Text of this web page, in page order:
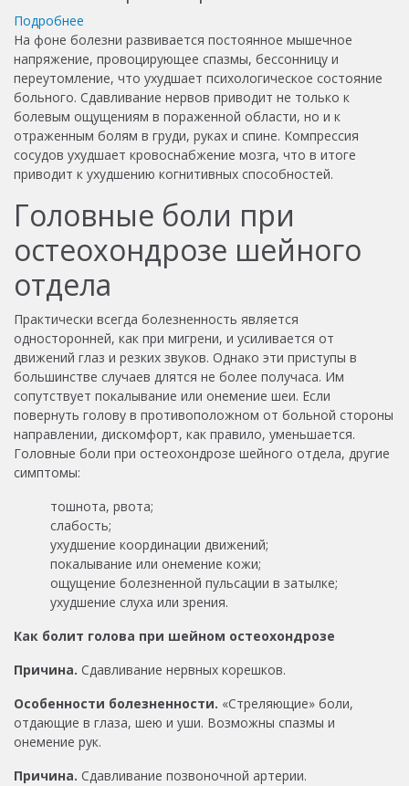
Подробнее
На фоне болезни развивается постоянное мышечное
напряжение, провоцирующее спазмы, бессонницу и
переутомление, что ухудшает психологическое состояние
больного. Сдавливание нервов приводит не только к
болевым ощущениям в пораженной области, но и к
отраженным болям в груди, руках и спине. Компрессия
сосудов ухудшает кровоснабжение мозга, что в итоге
приводит к ухудшению когнитивных способностей.
Головные боли при
остеохондрозе шейного
отдела
Практически всегда болезненность является
односторонней, как при мигрени, и усиливается от
движений глаз и резких звуков. Однако эти приступы в
большинстве случаев длятся не более получаса. Им
сопутствует покалывание или онемение шеи. Если
повернуть голову в противоположном от больной стороны
направлении, дискомфорт, как правило, уменьшается.
Головные боли при остеохондрозе шейного отдела, другие
симптомы:
тошнота, рвота;
слабость;
ухудшение координации движений;
покалывание или онемение кожи;
ощущение болезненной пульсации в затылке;
ухудшение слуха или зрения.
Как болит голова при шейном остеохондрозе
Причина. Сдавливание нервных корешков.
Особенности болезненности. «Стреляющие» боли,
отдающие в глаза, шею и уши. Возможны спазмы и
онемение рук.
Причина. Сдавливание позвоночной артерии.